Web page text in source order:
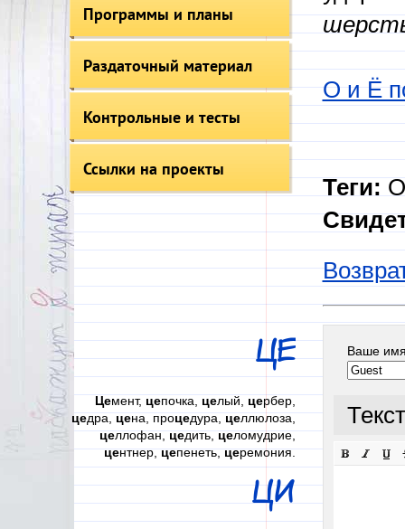
Программы и планы
Раздаточный материал
Контрольные и тесты
Ссылки на проекты
ЦЕ
Цемент, цепочка, целый, цербер,
цедра,цена, процедура,целлюлоза,
целлофан,цедить,целомудрие,
центнер,цепенеть,церемония.
ЦИ
О и Ё
Теги:
Ваше